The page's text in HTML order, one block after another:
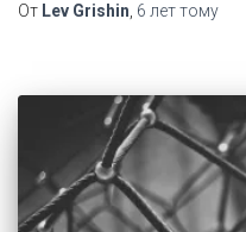
От Lev Grishin 6 леттому